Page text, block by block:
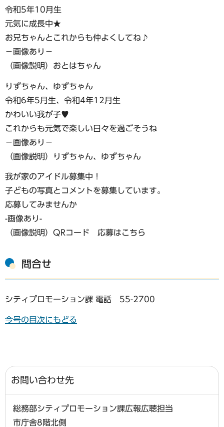
令和5年10月生
元気に成長中★
お兄ちゃんとこれからも仲よくしてね♪
−画像あり−
（画像説明）おとはちゃん
りずちゃん、ゆずちゃん
令和6年5月生、令和4年12月生
かわいい我が子♥
これからも元気で楽しい日々を過ごそうね
−画像あり−
（画像説明）りずちゃん、ゆずちゃん
我が家のアイドル募集中！
子どもの写真とコメントを募集しています。
応募してみませんか
-画像あり-
（画像説明）QRコード 応募はこちら
問合せ
シティプロモーション課 電話 55-2700
今号の目次にもどる
お問い合わせ先
総務部シティプロモーション課広報広聴担当
市庁舎8階北側